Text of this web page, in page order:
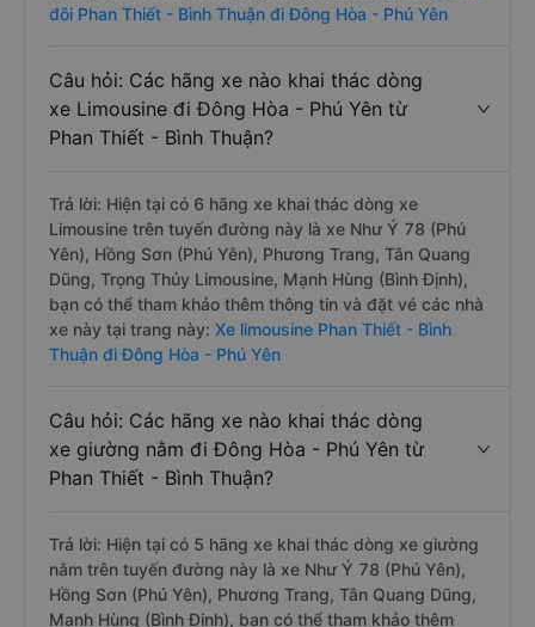
đôi Phan Thiết - Bình Thuận đi Đông Hòa - Phú Yên
Câu hỏi: Các hãng xe nào khai thác dòng
xe Limousine đi Đông Hòa - Phú Yên từ
Phan Thiết - Bình Thuận?
Trả lời: Hiện tại có 6 hãng xe khai thác dòng xe
Limousine trên tuyến đường này là xe Như Ý 78 (Phú
Yên), Hồng Sơn (Phú Yên), Phương Trang, Tân Quang
Dũng, Trọng Thủy Limousine, Mạnh Hùng (Bình Định),
bạn có thể tham khảo thêm thông tin và đặt vé các nhà
xe này tại trang này: Xe limousine Phan Thiết - Bình
Thuận đi Đông Hòa - Phú Yên
Câu hỏi: Các hãng xe nào khai thác dòng
xe giường nằm đi Đông Hòa - Phú Yên từ
Phan Thiết - Bình Thuận?
Trả lời: Hiện tại có 5 hãng xe khai thác dòng xe giường
nằm trên tuyến đường này là xe Như Ý 78 (Phú Yên),
Hồng Sơn (Phú Yên), Phương Trang, Tân Quang Dũng,
Mạnh Hùng (Bình Định), bạn có thể tham khảo thêm